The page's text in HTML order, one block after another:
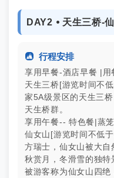
DAY2 ⦁ 天生三桥-
 行程安排
享用早餐-酒店早餐 |用
天生三桥[游览时间不
家5A级景区的天生三
天生桥群。
享用午餐-- 特色餐|蒸
仙女山[游览时间不低
方瑞士，仙女山被大自
秋赏月，冬滑雪的独
被游客称为仙女山四